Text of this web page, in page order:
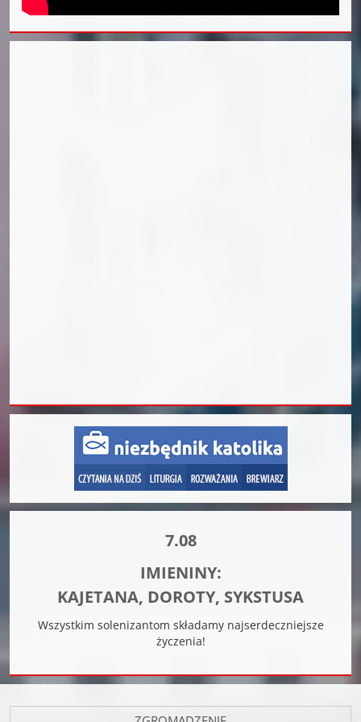
7.08
IMIENINY:
KAJETANA, DOROTY, SYKSTUSA
Wszystkim solenizantom składamy najserdeczniejsze
życzenia!